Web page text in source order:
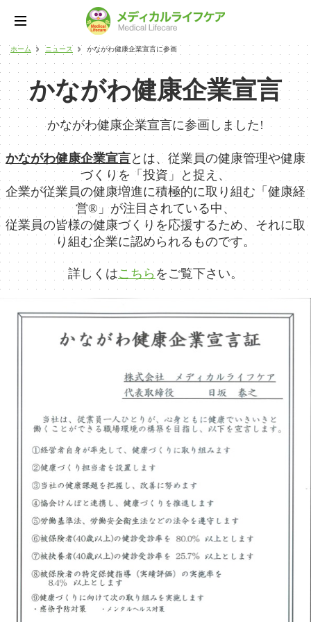
ホーム ニュース かながわ健康企業宣言に参画
かながわ健康企業宣言
かながわ健康企業宣言に参画しました!
かながわ健康企業宣言とは、従業員の健康管理や健康
づくりを「投資」と捉え、
企業が従業員の健康増進に積極的に取り組む「健康経
営®」が注目されている中、
従業員の皆様の健康づくりを応援するため、それに取
り組む企業に認められるものです。
詳しくはこちら をご覧下さい。